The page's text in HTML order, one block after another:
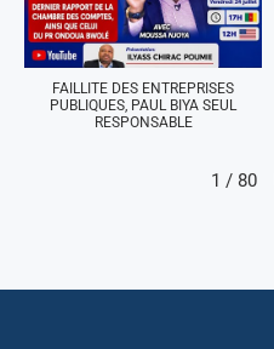
FAILLITE DES ENTREPRISES
PUBLIQUES, PAUL BIYA SEUL
RESPONSABLE
1 / 80